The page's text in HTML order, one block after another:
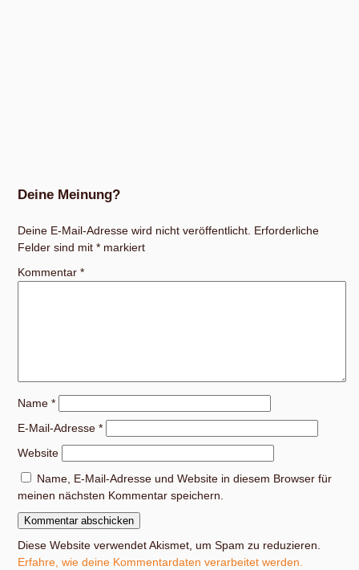
Deine Meinung?
Deine E-Mail-Adresse wird nicht veröffentlicht. Erforderliche
Felder sind mit* markiert
Kommentar*
Name*
E-Mail-Adresse*
Website
Name, E-Mail-Adresse und Website in diesem Browser für
meinen nächsten Kommentar speichern.
Diese Website verwendet Akismet, um Spam zu reduzieren.
Erfahre, wie deine Kommentardaten verarbeitet werden.